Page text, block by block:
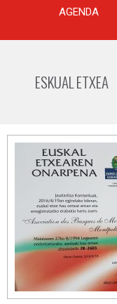
AGENDA
ESKUAL ETXEA